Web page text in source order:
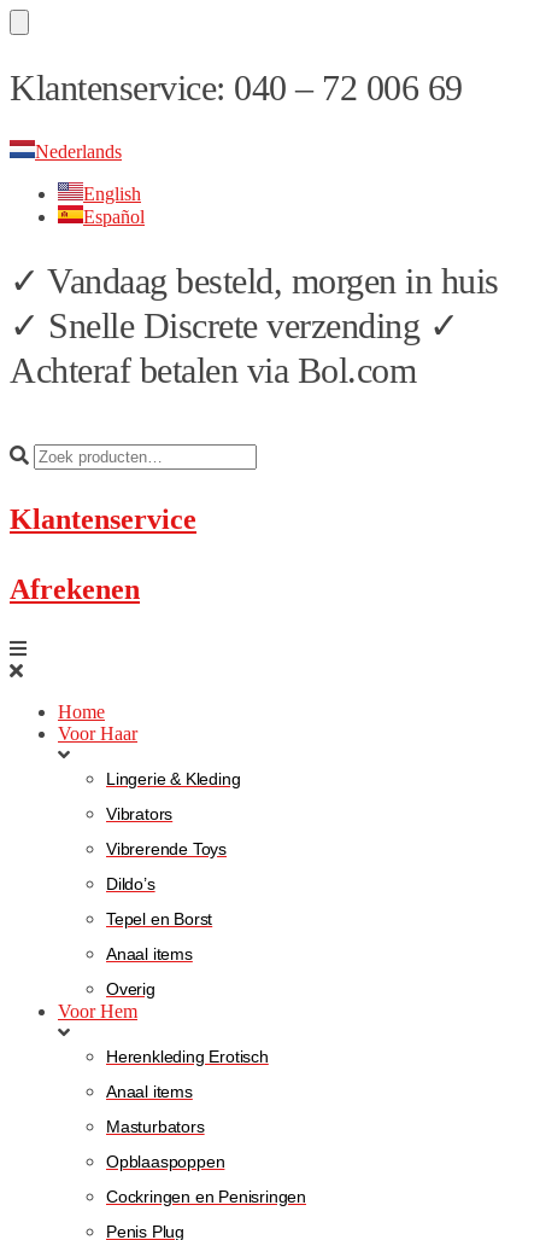
Skip
to
Skip
to
Klantenservice: 040 – 72 006 69
Nederlands
English
Español
✓ Vandaag besteld, morgen in huis
✓ Snelle Discrete verzending ✓
Achteraf betalen via Bol.com
Klantenservice
Afrekenen
Home
Voor Haar
Lingerie & Kleding
Vibrators
Vibrerende Toys
Dildo’s
Tepel en Borst
Anaal items
Overig
Voor Hem
Herenkleding Erotisch
Anaal items
Masturbators
Opblaaspoppen
Cockringen en Penisringen
Penis Plug